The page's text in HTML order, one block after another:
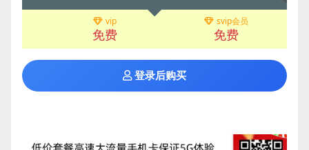
vip
免费
svip会员
免费
登录后购买